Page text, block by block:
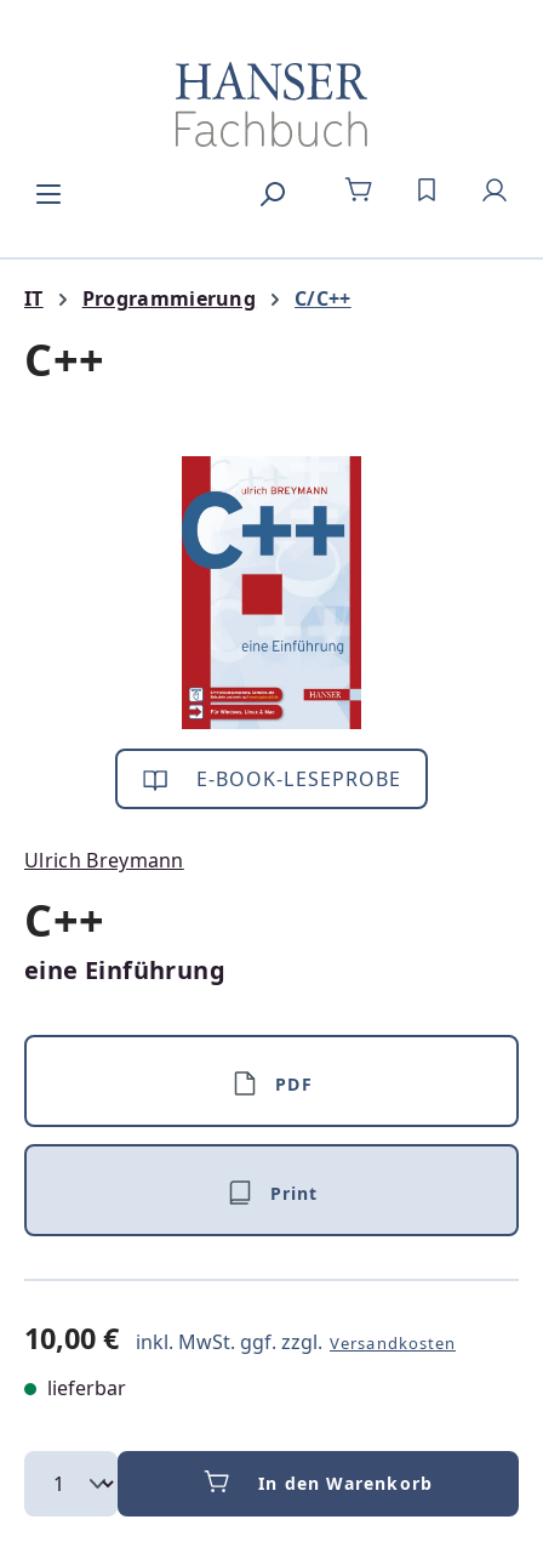
DU HAST 0
IT Programmierung C/C++
C++
E-BOOK-LESEPROBE
Ulrich Breymann
C++
eine Einführung
PDF
Print
10,00 € inkl. MwSt. ggf. zzgl. Versandkosten
lieferbar
In den Warenkorb